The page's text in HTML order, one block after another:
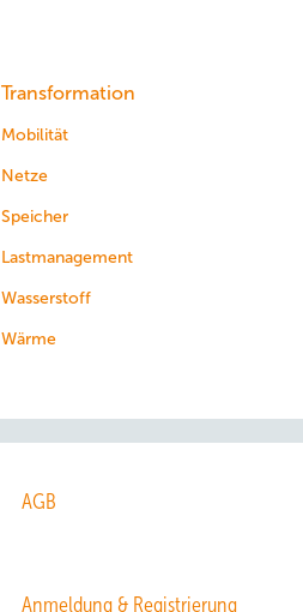
Transformation
Mobilität
Netze
Speicher
Lastmanagement
Wasserstoff
Wärme
AGB
Anmeldung & Registrierung